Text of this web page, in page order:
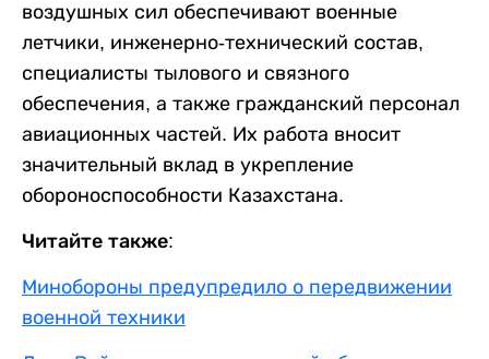
воздушных сил обеспечивают военные
летчики, инженерно-технический состав,
специалисты тылового и связного
обеспечения, а также гражданский персонал
авиационных частей. Их работа вносит
значительный вклад в укрепление
обороноспособности Казахстана.
Читайте также:
Минобороны предупредило о передвижении
военной техники